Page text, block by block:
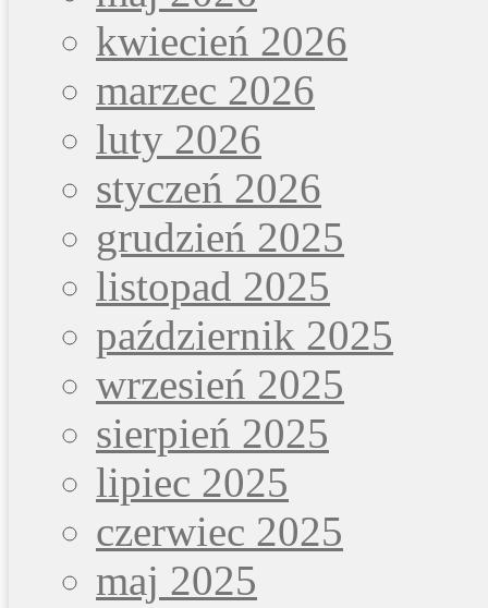
kwiecień 2026
marzec 2026
luty 2026
styczeń 2026
grudzień 2025
listopad 2025
październik 2025
wrzesień 2025
sierpień 2025
lipiec 2025
czerwiec 2025
maj 2025